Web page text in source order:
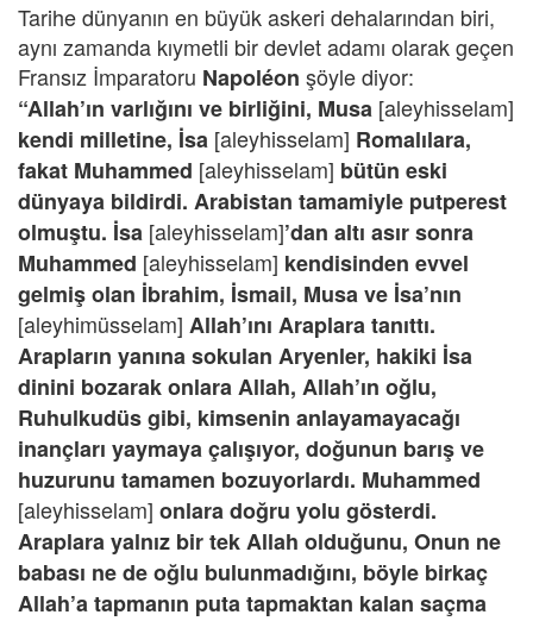
Tarihe dünyanın en büyük askeri dehalarından biri,
aynı zamanda kıymetli bir devlet adamı olarak geçen
Fransız İmparatoru Napoléon şöyle diyor:
“Allah’ın varlığını ve birliğini, Musa [aleyhisselam]
kendi milletine, İsa [aleyhisselam] Romalılara,
fakat Muhammed [aleyhisselam] bütün eski
dünyaya bildirdi. Arabistan tamamiyle putperest
olmuştu. İsa [aleyhisselam]’dan altı asır sonra
Muhammed [aleyhisselam] kendisinden evvel
gelmiş olan İbrahim, İsmail, Musa ve İsa’nın
[aleyhimüsselam] Allah’ını Araplara tanıttı.
Arapların yanına sokulan Aryenler, hakiki İsa
dinini bozarak onlara Allah, Allah’ın oğlu,
Ruhulkudüs gibi, kimsenin anlayamayacağı
inançları yaymaya çalışıyor, doğunun barış ve
huzurunu tamamen bozuyorlardı. Muhammed
[aleyhisselam] onlara doğru yolu gösterdi.
Araplara yalnız bir tek Allah olduğunu, Onun ne
babası ne de oğlu bulunmadığını, böyle birkaç
Allah’a tapmanın puta tapmaktan kalan saçma